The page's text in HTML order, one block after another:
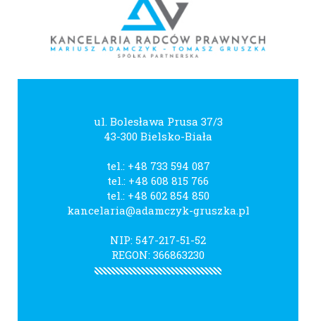
ul. Bolesława Prusa 37/3
43-300 Bielsko-Biała
tel.: +48 733 594 087
tel.: +48 608 815 766
tel.: +48 602 854 850
kancelaria@adamczyk-gruszka.pl
NIP: 547-217-51-52
REGON: 366863230